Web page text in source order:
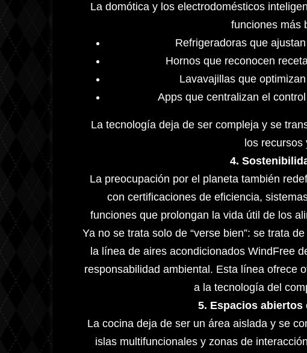
La domótica y los electrodomésticos
funciones más
Refrigeradoras que
Hornos que reconocen
Lavavajillas que
Apps que centralizan el
La tecnología deja de ser compleja y se
los
4.
La preocupación por el planeta también
con certificaciones de eficiencia,
funciones que prolongan la vida útil de los
Ya no se trata solo de “verse bien”: se trata
la línea de aires acondicionados WindFree
responsabilidad ambiental. Esta línea ofrece
a la tecnología del
5. Espacios abiertos
La cocina deja de ser un área aislada y se
islas multifuncionales y zonas de